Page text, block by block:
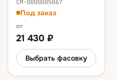
СМ-0000005067
Под заказ
от
21 430 ₽
Выбрать фасовку